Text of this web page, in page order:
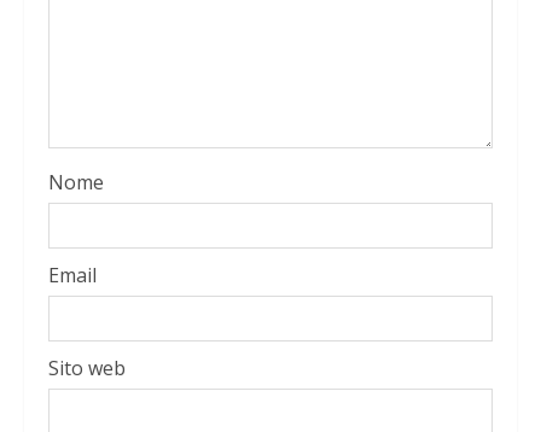
Nome
Email
Sito web